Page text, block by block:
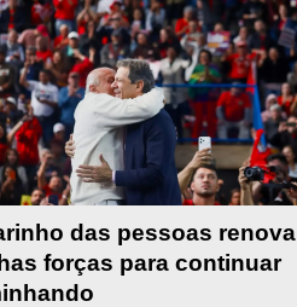
das pessoas renova
forças para continuar